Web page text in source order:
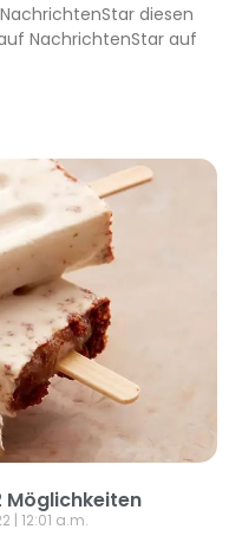
diesen
NachrichtenStar auf
Möglichkeiten
12:01 a.m.